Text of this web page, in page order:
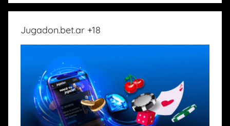
Jugadon.bet.ar +18